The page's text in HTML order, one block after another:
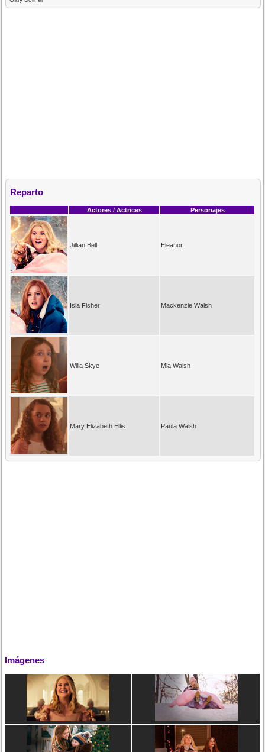
Reparto
Actores / Actrices Personajes
Jillian Bell Eleanor
Isla Fisher Mackenzie Walsh
Willa Skye Mia Walsh
Mary Elizabeth Ellis Paula Walsh
Imágenes